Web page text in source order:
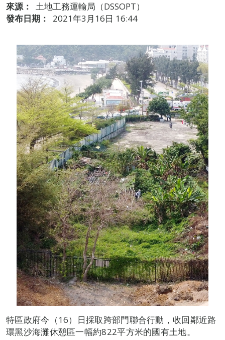
來源：
土地工務運輸局（DSSOPT）
發布日期：
2021年3月16日 16:44
特區政府今（16）日採取跨部門聯合行動，收回鄰近路
環黑沙海灘休憩區一幅約822平方米的國有土地。